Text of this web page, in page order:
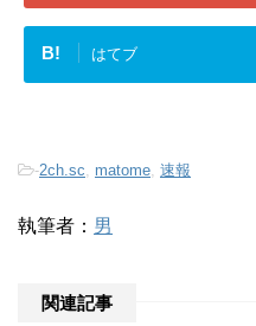
B! はてブ
-2ch.sc matome 速報
執筆者： 男
関連記事